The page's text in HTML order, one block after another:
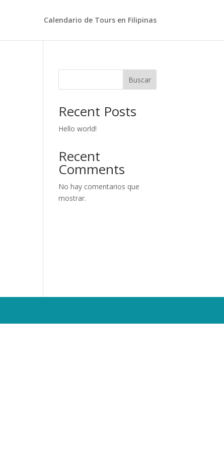
Calendario de Tours en Filipinas
Buscar
Recent Posts
Hello world!
Recent
Comments
No hay comentarios que
mostrar.